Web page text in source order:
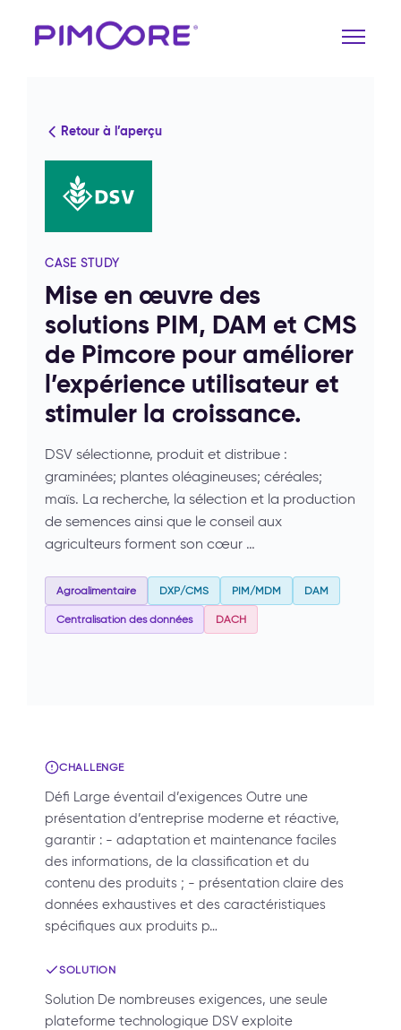
Retour à l’aperçu
CASE STUDY
Mise en œuvre des
solutions PIM, DAM et CMS
de Pimcore pour améliorer
l’expérience utilisateur et
stimuler la croissance.
DSV sélectionne, produit et distribue :
graminées; plantes oléagineuses; céréales;
maïs. La recherche, la sélection et la production
de semences ainsi que le conseil aux
agriculteurs forment son cœur …
Agroalimentaire DXP/CMS PIM/MDM DAM
Centralisation des données DACH
CHALLENGE
Défi Large éventail d’exigences Outre une
présentation d’entreprise moderne et réactive,
garantir : - adaptation et maintenance faciles
des informations, de la classification et du
contenu des produits ; - présentation claire des
données exhaustives et des caractéristiques
spécifiques aux produits p…
SOLUTION
Solution De nombreuses exigences, une seule
plateforme technologique DSV exploite